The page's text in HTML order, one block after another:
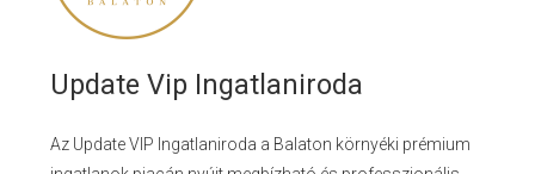
Update Vip Ingatlaniroda
Az Update VIP Ingatlaniroda a Balaton környéki prémium